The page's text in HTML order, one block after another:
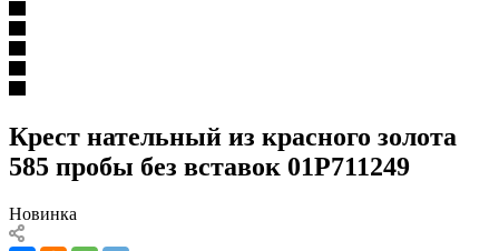
Крест нательный из красного золота
585 пробы без вставок 01Р711249
Новинка